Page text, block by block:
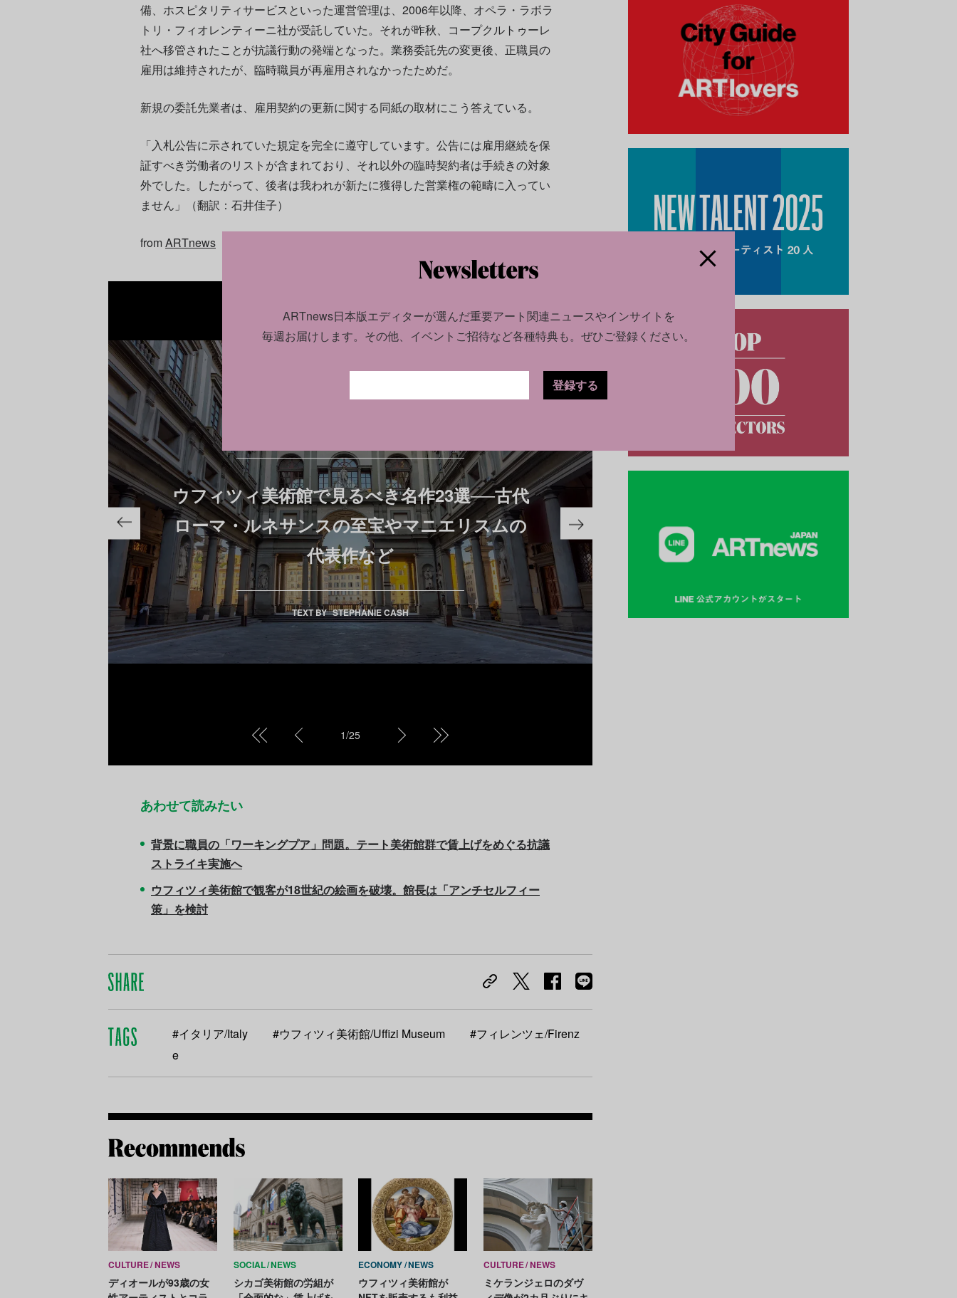
備、ホスピタリティサービスといった運営管理は、2006年以降、オペラ・ラボラ
トリ・フィオレンティーニ社が受託していた。それが昨秋、コープクルトゥーレ
社へ移管されたことが抗議行動の発端となった。業務委託先の変更後、正職員の
雇用は維持されたが、臨時職員が再雇用されなかったためだ。
新規の委託先業者は、雇用契約の更新に関する同紙の取材にこう答えている。
「入札公告に示されていた規定を完全に遵守しています。公告には雇用継続を保
証すべき労働者のリストが含まれており、それ以外の臨時契約者は手続きの対象
外でした。したがって、後者は我われが新たに獲得した営業権の範疇に入ってい
ません」（翻訳：石井佳子）
fromARTnews
ウフィツィ美術館で見るべき名作23選──古代
ローマ・ルネサンスの至宝やマニエリスムの
代表作など
TEXT BY STEPHANIE CASH
ボッティチェリの《ヴィーナスの誕生》など、誰もが何かで
1/25
あわせて読みたい
背景に職員の「ワーキングプア」問題。テート美術館群で賃上げをめぐる抗議
ストライキ実施へ
ウフィツィ美術館で観客が18世紀の絵画を破壊。館長は「アンチセルフィー
策」を検討
#イタリア/Italy #ウフィツィ美術館/Uffizi Museum
#フィレンツェ/Firenz
e
CULTURE NEWS
ディオールが93歳の女
SOCIAL NEWS
シカゴ美術館の労組が
ECONOMY NEWS
ウフィツィ美術館が
CULTURE NEWS
ミケランジェロのダヴ
ARTnews日本版エディターが選んだ重要アート関連ニュースやインサイトを
毎週お届けします。 その他、イベントご招待など各種特典も。ぜひご登録ください。
登録する